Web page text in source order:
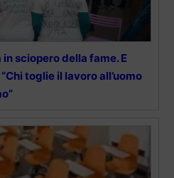
sciopero della fame. E
toglie il lavoro all’uomo